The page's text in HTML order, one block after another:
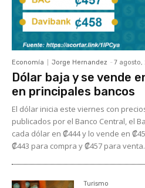
Economía Jorge Hernandez - 7 agosto,
Dólar baja y se vende
en principales bancos
El dólar inicia este viernes con
publicados por el Banco Central, el
cada dólar en ₡444 y lo vende en
₡443 para compra y ₡457 para venta.
Turismo